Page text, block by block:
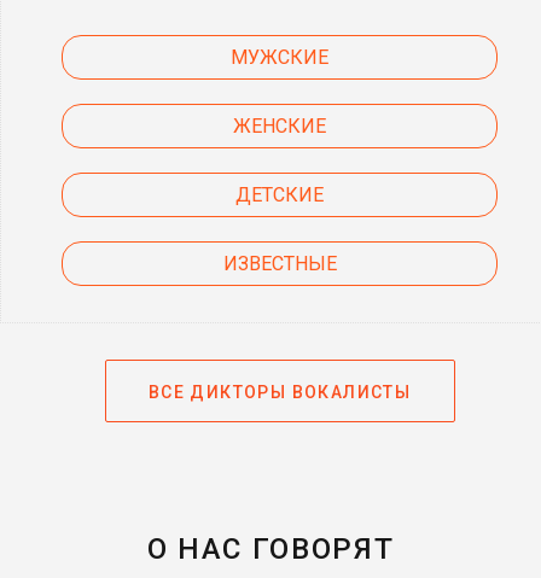
МУЖСКИЕ
ЖЕНСКИЕ
ДЕТСКИЕ
ИЗВЕСТНЫЕ
ВСЕ ДИКТОРЫ ВОКАЛИСТЫ
О НАС ГОВОРЯТ